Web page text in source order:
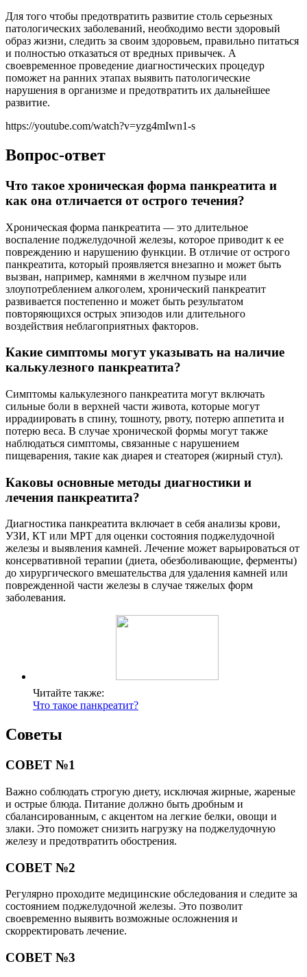
Для того чтобы предотвратить развитие столь серьезных
патологических заболеваний, необходимо вести здоровый
образ жизни, следить за своим здоровьем, правильно питаться
и полностью отказаться от вредных привычек. А
своевременное проведение диагностических процедур
поможет на ранних этапах выявить патологические
нарушения в организме и предотвратить их дальнейшее
развитие.
https://youtube.com/watch?v=yzg4mIwn1-s
Вопрос-ответ
Что такое хроническая форма панкреатита и
как она отличается от острого течения?
Хроническая форма панкреатита — это длительное
воспаление поджелудочной железы, которое приводит к ее
повреждению и нарушению функции. В отличие от острого
панкреатита, который проявляется внезапно и может быть
вызван, например, камнями в желчном пузыре или
злоупотреблением алкоголем, хронический панкреатит
развивается постепенно и может быть результатом
повторяющихся острых эпизодов или длительного
воздействия неблагоприятных факторов.
Какие симптомы могут указывать на наличие
калькулезного панкреатита?
Симптомы калькулезного панкреатита могут включать
сильные боли в верхней части живота, которые могут
иррадиировать в спину, тошноту, рвоту, потерю аппетита и
потерю веса. В случае хронической формы могут также
наблюдаться симптомы, связанные с нарушением
пищеварения, такие как диарея и стеаторея (жирный стул).
Каковы основные методы диагностики и
лечения панкреатита?
Диагностика панкреатита включает в себя анализы крови,
УЗИ, КТ или МРТ для оценки состояния поджелудочной
железы и выявления камней. Лечение может варьироваться от
консервативной терапии (диета, обезболивающие, ферменты)
до хирургического вмешательства для удаления камней или
поврежденной части железы в случае тяжелых форм
заболевания.
Читайте также:
Что такое панкреатит?
Советы
СОВЕТ №1
Важно соблюдать строгую диету, исключая жирные, жареные
и острые блюда. Питание должно быть дробным и
сбалансированным, с акцентом на легкие белки, овощи и
злаки. Это поможет снизить нагрузку на поджелудочную
железу и предотвратить обострения.
СОВЕТ №2
Регулярно проходите медицинские обследования и следите за
состоянием поджелудочной железы. Это позволит
своевременно выявить возможные осложнения и
скорректировать лечение.
СОВЕТ №3